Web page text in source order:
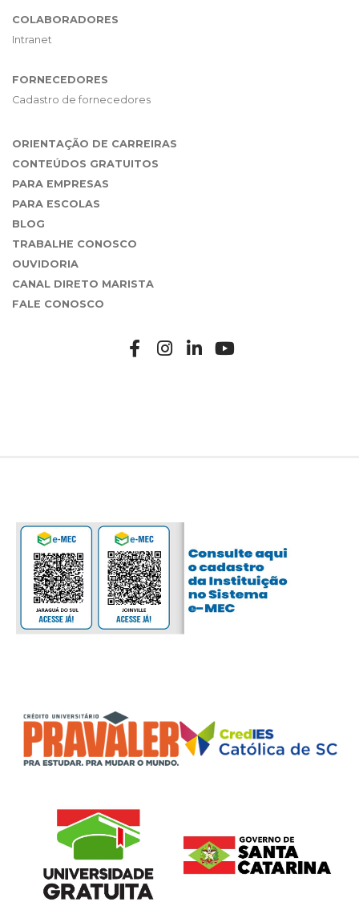
COLABORADORES
Intranet
FORNECEDORES
Cadastro de fornecedores
ORIENTAÇÃO DE CARREIRAS
CONTEÚDOS GRATUITOS
PARA EMPRESAS
PARA ESCOLAS
BLOG
TRABALHE CONOSCO
OUVIDORIA
CANAL DIRETO MARISTA
FALE CONOSCO